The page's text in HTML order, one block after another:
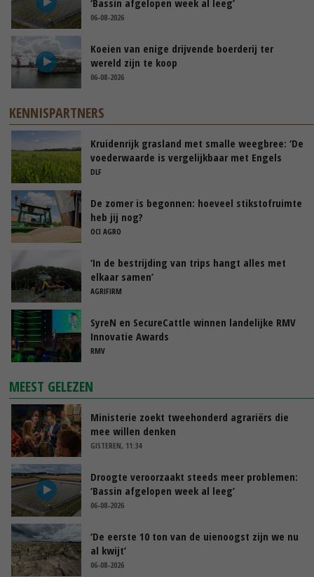
06-08-2026
Koeien van enige drijvende boerderij ter
wereld zijn te koop
06-08-2026
KENNISPARTNERS
Kruidenrijk grasland met smalle weegbree: ‘De
voederwaarde is vergelijkbaar met Engels
raaigras’
DLF
De zomer is begonnen: hoeveel stikstofruimte
heb jij nog?
OCI AGRO
‘In de bestrijding van trips hangt alles met
elkaar samen’
AGRIFIRM
SyreN en SecureCattle winnen landelijke RMV
Innovatie Awards
RMV
MEEST GELEZEN
Ministerie zoekt tweehonderd agrariërs die
mee willen denken
GISTEREN, 11:34
Droogte veroorzaakt steeds meer problemen:
‘Bassin afgelopen week al leeg’
06-08-2026
‘De eerste 10 ton van de uienoogst zijn we nu
al kwijt’
06-08-2026